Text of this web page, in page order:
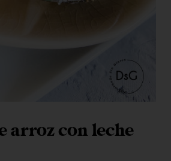
arroz con leche